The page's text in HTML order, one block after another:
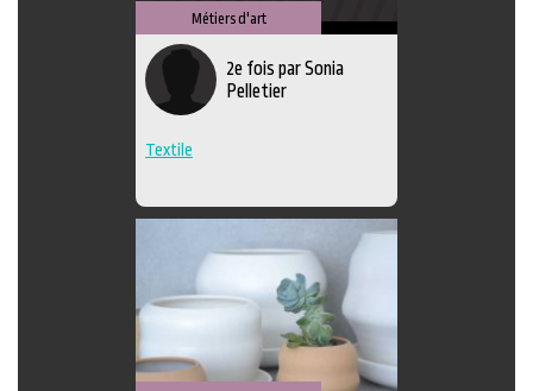
Métiers d'art
2e fois par Sonia
Pelletier
Textile